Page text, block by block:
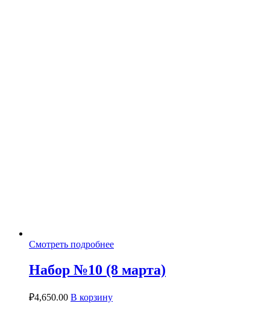
Смотреть подробнее
Набор №10 (8 марта)
₽4,650.00 В корзину